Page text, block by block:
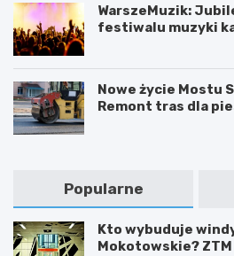
WarszeMuzik:
festiwalu muzyki
Nowe życie Mostu
Remont tras dla
Popularne
Kto wybuduje
Mokotowskie? ZTM